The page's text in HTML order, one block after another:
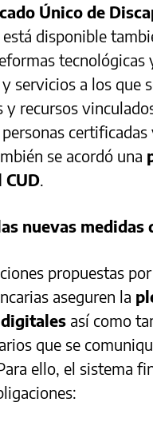
Único de
está disponible
servicios a los que
y recursos
se acordó una
CUD.
nuevas
propuestas
aseguren la
así como
que se
ello, el sistema